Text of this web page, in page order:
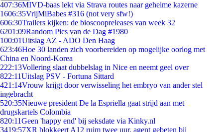
407:36MIVD-baas lekt via Strava routes naar geheime kazerne
1606:35VrijMiBabes #316 (not very sfw!)
606:30Trailers kijken: de bioscoopreleases van week 32
6201:09Random Pics van de Dag #1980
100:01Uitslag AZ - ADO Den Haag
623:46Hoe 30 landen zich voorbereiden op mogelijke oorlog met
China en Noord-Korea
222:13Vollering slaat dubbelslag in Nice en neemt geel over
822:11Uitslag PSV - Fortuna Sittard
421:14Vrouw krijgt door verwisseling het embryo van ander stel
ingebracht
520:35Nieuwe president De la Espriella gaat strijd aan met
drugskartels Colombia
820:11Geen 'happy end' bij seksdate via Kinky.nl
3419:57XR blokkeert A12 ruim twee uur, agent gebeten bij